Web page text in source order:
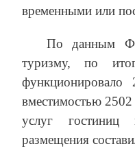
временными или
По данным
туризму, по
вместимостью
услуг гостиниц
размещения